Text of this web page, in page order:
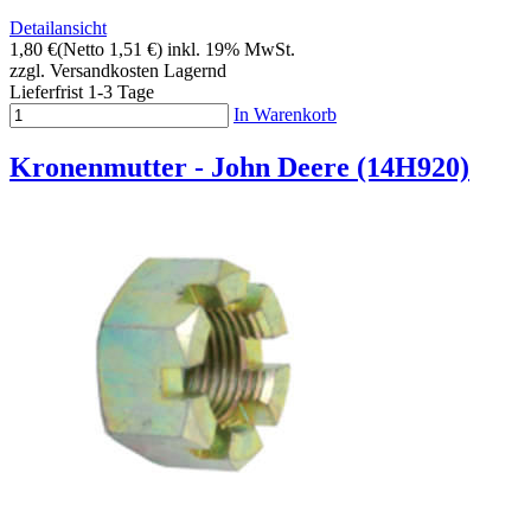
Detailansicht
1,80 €(Netto 1,51 €) inkl. 19% MwSt.
zzgl. Versandkosten Lagernd
Lieferfrist 1-3 Tage
In Warenkorb
Kronenmutter - John Deere (14H920)